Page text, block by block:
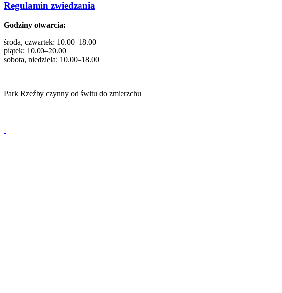
Regulamin zwiedzania
Godziny otwarcia:
środa, czwartek: 10.00–18.00
piątek: 10.00–20.00
sobota, niedziela: 10.00–18.00
Park Rzeźby czynny od świtu do zmierzchu